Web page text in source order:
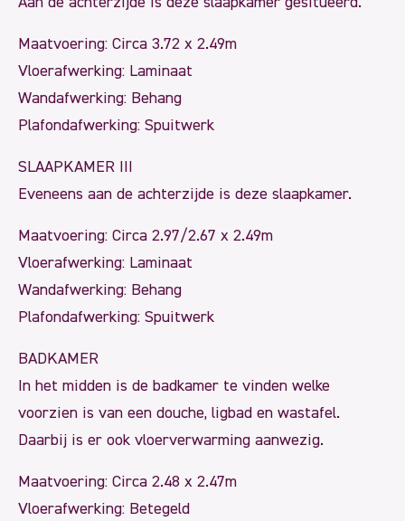
Maatvoering: Circa 3.72 x 2.49m
Vloerafwerking: Laminaat
Wandafwerking: Behang
Plafondafwerking: Spuitwerk
SLAAPKAMER III
Eveneens aan de achterzijde is deze slaapkamer.
Maatvoering: Circa 2.97/2.67 x 2.49m
Vloerafwerking: Laminaat
Wandafwerking: Behang
Plafondafwerking: Spuitwerk
BADKAMER
In het midden is de badkamer te vinden welke
voorzien is van een douche, ligbad en wastafel.
Daarbij is er ook vloerverwarming aanwezig.
Maatvoering: Circa 2.48 x 2.47m
Vloerafwerking: Betegeld